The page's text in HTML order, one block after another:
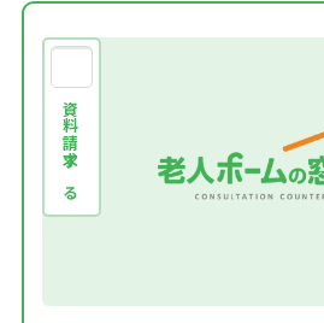
資料請求する